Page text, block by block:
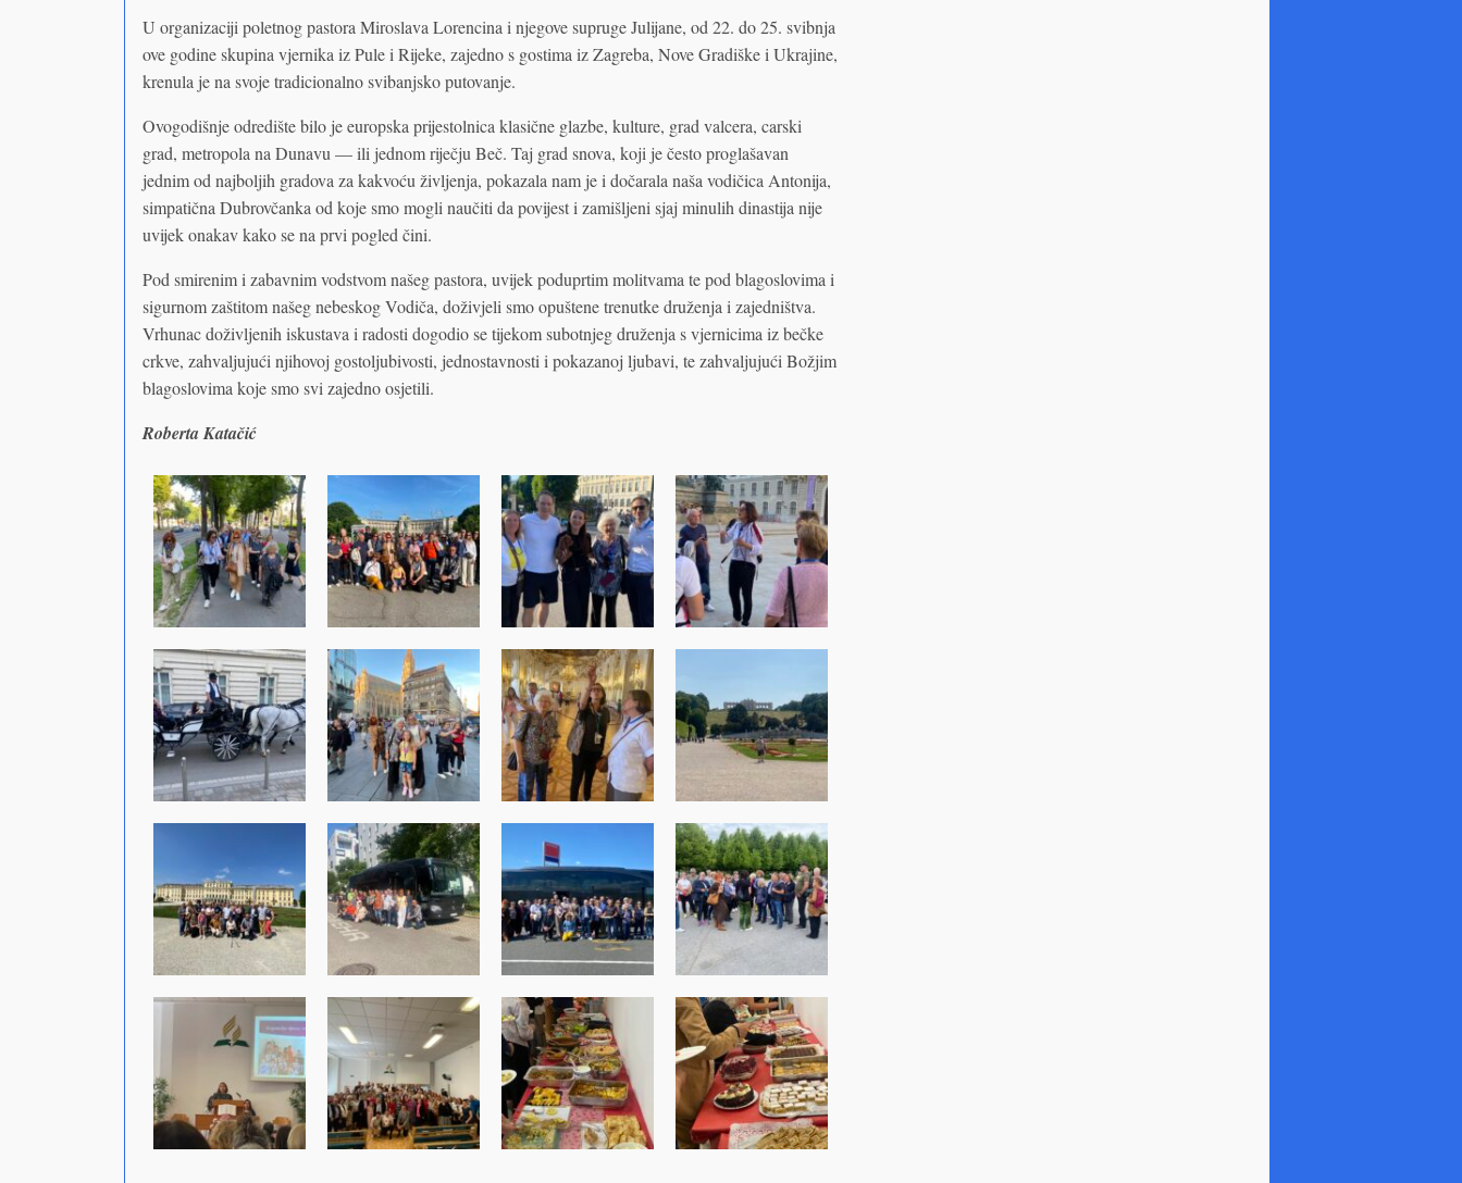
U organizaciji poletnog pastora Miroslava Lorencina i njegove supruge Julijane, od 22. do 25. svibnja
ove godine skupina vjernika iz Pule i Rijeke, zajedno s gostima iz Zagreba, Nove Gradiške i Ukrajine,
krenula je na svoje tradicionalno svibanjsko putovanje.
Ovogodišnje odredište bilo je europska prijestolnica klasične glazbe, kulture, grad valcera, carski
grad, metropola na Dunavu — ili jednom riječju Beč. Taj grad snova, koji je često proglašavan
jednim od najboljih gradova za kakvoću življenja, pokazala nam je i dočarala naša vodičica Antonija,
simpatična Dubrovčanka od koje smo mogli naučiti da povijest i zamišljeni sjaj minulih dinastija nije
uvijek onakav kako se na prvi pogled čini.
Pod smirenim i zabavnim vodstvom našeg pastora, uvijek poduprtim molitvama te pod blagoslovima i
sigurnom zaštitom našeg nebeskog Vodiča, doživjeli smo opuštene trenutke druženja i zajedništva.
Vrhunac doživljenih iskustava i radosti dogodio se tijekom subotnjeg druženja s vjernicima iz bečke
crkve, zahvaljujući njihovoj gostoljubivosti, jednostavnosti i pokazanoj ljubavi, te zahvaljujući Božjim
blagoslovima koje smo svi zajedno osjetili.
Roberta Katačić